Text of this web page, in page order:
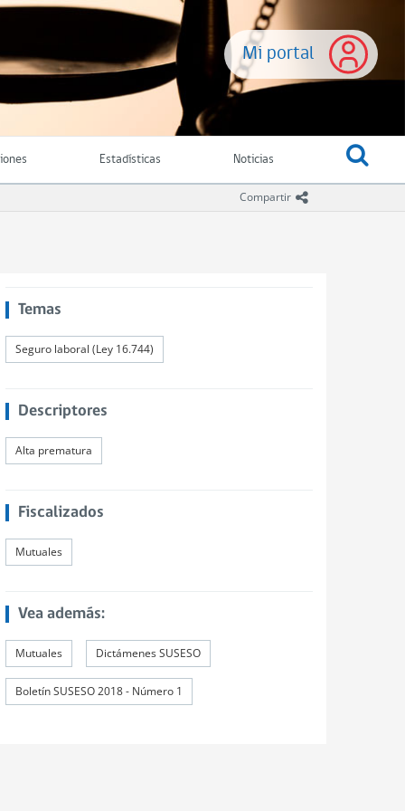
Mi portal
Estadísticas Noticias
Compartir icono compartir
Temas
Seguro laboral (Ley 16.744)
Descriptores
Alta prematura
Fiscalizados
Mutuales
Vea además:
Mutuales Dictámenes SUSESO
Boletín SUSESO 2018 - Número 1